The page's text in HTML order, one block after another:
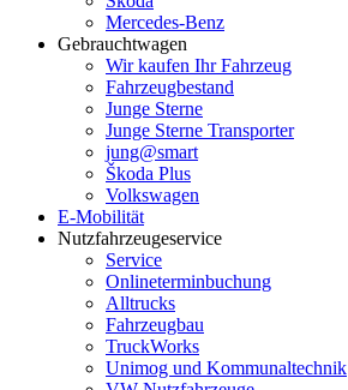
Mercedes-Benz
Gebrauchtwagen
Wir kaufen Ihr Fahrzeug
Fahrzeugbestand
Junge Sterne
Junge Sterne Transporter
jung@smart
Škoda Plus
Volkswagen
E-Mobilität
Nutzfahrzeugeservice
Service
Onlineterminbuchung
Alltrucks
Fahrzeugbau
TruckWorks
Unimog und Kommunaltechnik